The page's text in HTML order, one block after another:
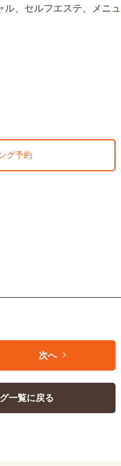
、セルフエステ、メニ
グ予約
次へ
一覧に戻る